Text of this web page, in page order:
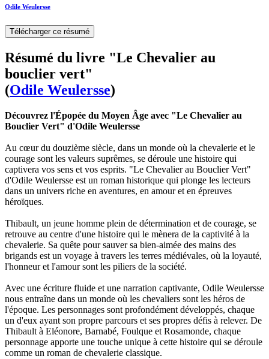
Odile Weulersse
Télécharger ce résumé
Résumé du livre "Le Chevalier au
bouclier vert"
(Odile Weulersse)
Découvrez l'Épopée du Moyen Âge avec "Le Chevalier au
Bouclier Vert" d'Odile Weulersse
Au cœur du douzième siècle, dans un monde où la chevalerie et le
courage sont les valeurs suprêmes, se déroule une histoire qui
captivera vos sens et vos esprits. "Le Chevalier au Bouclier Vert"
d'Odile Weulersse est un roman historique qui plonge les lecteurs
dans un univers riche en aventures, en amour et en épreuves
héroïques.
Thibault, un jeune homme plein de détermination et de courage, se
retrouve au centre d'une histoire qui le mènera de la captivité à la
chevalerie. Sa quête pour sauver sa bien-aimée des mains des
brigands est un voyage à travers les terres médiévales, où la loyauté,
l'honneur et l'amour sont les piliers de la société.
Avec une écriture fluide et une narration captivante, Odile Weulersse
nous entraîne dans un monde où les chevaliers sont les héros de
l'époque. Les personnages sont profondément développés, chaque
un d'eux ayant son propre parcours et ses propres défis à relever. De
Thibault à Eléonore, Barnabé, Foulque et Rosamonde, chaque
personnage apporte une touche unique à cette histoire qui se déroule
comme un roman de chevalerie classique.